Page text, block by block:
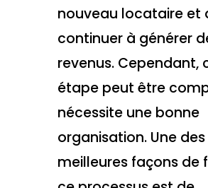
nouveau locataire et
continuer à générer
revenus. Cependant,
étape peut être
nécessite une bonne
organisation. Une des
meilleures façons de